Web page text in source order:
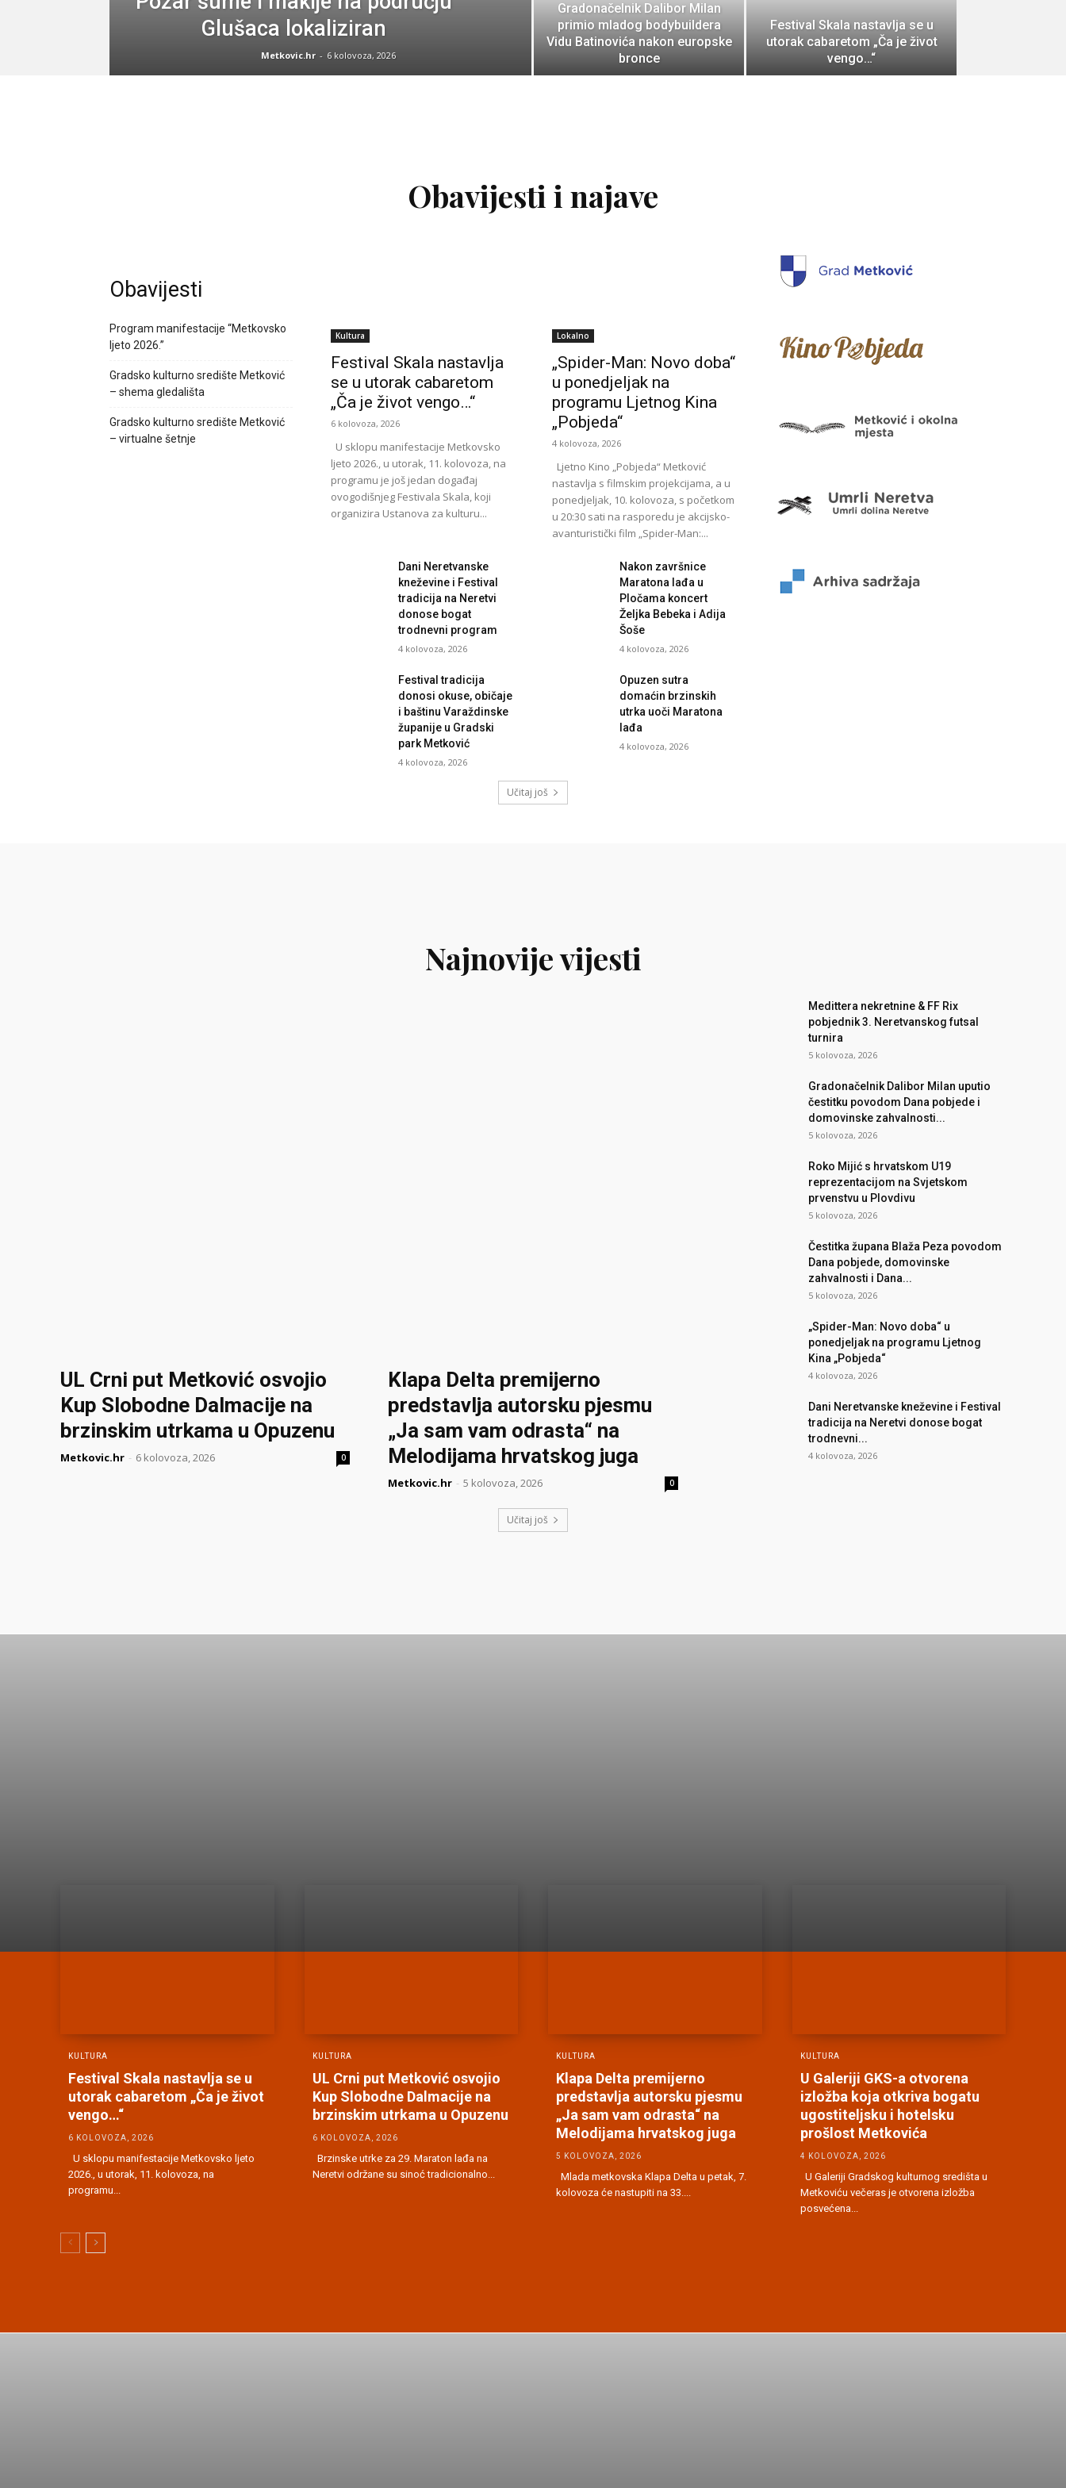
Glušaca lokaliziran
Metkovic.hr - 6 kolovoza, 2026
Gradonačelnik Dalibor Milan
primio mladog bodybuildera
Vidu Batinovića nakon europske
bronce
Festival Skala nastavlja se u
utorak cabaretom „Ča je život
vengo…“
Obavijesti i najave
Obavijesti
Program manifestacije “Metkovsko
ljeto 2026.”
Gradsko kulturno središte Metković
– shema gledališta
Gradsko kulturno središte Metković
– virtualne šetnje
Kultura
Festival Skala nastavlja
se u utorak cabaretom
„Ča je život vengo…“
6 kolovoza, 2026
U sklopu manifestacije Metkovsko
ljeto 2026., u utorak, 11. kolovoza, na
programu je još jedan događaj
ovogodišnjeg Festivala Skala, koji
organizira Ustanova za kulturu...
Lokalno
„Spider-Man: Novo doba“
u ponedjeljak na
programu Ljetnog Kina
„Pobjeda“
4 kolovoza, 2026
Ljetno Kino „Pobjeda“ Metković
nastavlja s filmskim projekcijama, a u
ponedjeljak, 10. kolovoza, s početkom
u 20:30 sati na rasporedu je akcijsko-
avanturistički film „Spider-Man:...
Dani Neretvanske
kneževine i Festival
tradicija na Neretvi
donose bogat
trodnevni program
4 kolovoza, 2026
Nakon završnice
Maratona lađa u
Pločama koncert
Željka Bebeka i Adija
Šoše
4 kolovoza, 2026
Festival tradicija
donosi okuse, običaje
i baštinu Varaždinske
županije u Gradski
park Metković
4 kolovoza, 2026
Opuzen sutra
domaćin brzinskih
utrka uoči Maratona
lađa
4 kolovoza, 2026
Učitaj još
Najnovije vijesti
UL Crni put Metković osvojio
Kup Slobodne Dalmacije na
brzinskim utrkama u Opuzenu
Metkovic.hr - 6 kolovoza, 2026 0
Klapa Delta premijerno
predstavlja autorsku pjesmu
„Ja sam vam odrasta“ na
Melodijama hrvatskog juga
Metkovic.hr - 5 kolovoza, 2026 0
Medittera nekretnine & FF Rix
pobjednik 3. Neretvanskog futsal
turnira
5 kolovoza, 2026
Gradonačelnik Dalibor Milan uputio
čestitku povodom Dana pobjede i
domovinske zahvalnosti...
5 kolovoza, 2026
Roko Mijić s hrvatskom U19
reprezentacijom na Svjetskom
prvenstvu u Plovdivu
5 kolovoza, 2026
Čestitka župana Blaža Peza povodom
Dana pobjede, domovinske
zahvalnosti i Dana...
5 kolovoza, 2026
„Spider-Man: Novo doba“ u
ponedjeljak na programu Ljetnog
Kina „Pobjeda“
4 kolovoza, 2026
Dani Neretvanske kneževine i Festival
tradicija na Neretvi donose bogat
trodnevni...
4 kolovoza, 2026
Učitaj još
KULTURA
Festival Skala nastavlja se u
utorak cabaretom „Ča je život
vengo…“
6 KOLOVOZA, 2026
2026., u utorak, 11. kolovoza, na
programu...
KULTURA
UL Crni put Metković osvojio
Kup Slobodne Dalmacije na
brzinskim utrkama u Opuzenu
6 KOLOVOZA, 2026
Brzinske utrke za 29. Maraton lađa na
Neretvi održane su sinoć tradicionalno...
KULTURA
Klapa Delta premijerno
predstavlja autorsku pjesmu
„Ja sam vam odrasta“ na
Melodijama hrvatskog juga
5 KOLOVOZA, 2026
Mlada metkovska Klapa Delta u petak, 7.
kolovoza će nastupiti na 33....
KULTURA
U Galeriji GKS-a otvorena
izložba koja otkriva bogatu
ugostiteljsku i hotelsku
prošlost Metkovića
4 KOLOVOZA, 2026
U Galeriji Gradskog kulturnog središta u
Metkoviću večeras je otvorena izložba
posvećena...